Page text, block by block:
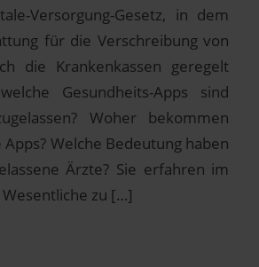
Versorgung-Gesetz, in dem
für die Verschreibung von
die Krankenkassen geregelt
Gesundheits-Apps sind
Woher bekommen
Welche Bedeutung haben
Ärzte? Sie erfahren im
Wesentliche zu […]